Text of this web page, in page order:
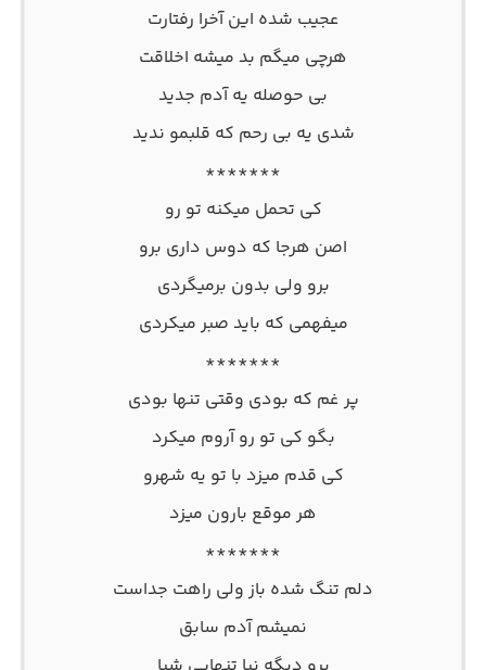
عجیب شده این آخرا رفتارت
هرچی میگم بد میشه اخلاقت
بی حوصله یه آدم جدید
شدی یه بی رحم که قلبمو ندید
*******
کی تحمل میکنه تو رو
اصن هرجا که دوس داری برو
برو ولی بدون برمیگردی
میفهمی که باید صبر میکردی
*******
پر غم که بودی وقتی تنها بودی
بگو کی تو رو آروم میکرد
کی قدم میزد با تو یه شهرو
هر موقع بارون میزد
*******
دلم تنگ شده باز ولی راهت جداست
نمیشم آدم سابق